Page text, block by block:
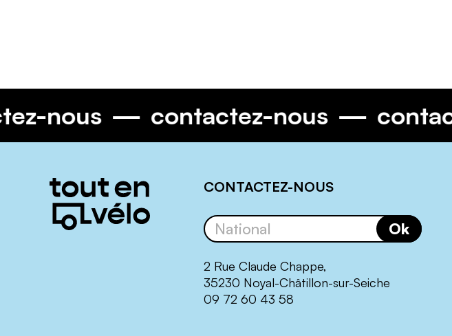
nous contactez-nous
Informations
complémentaires
CONTACTEZ-NOUS
Ok
2 Rue Claude Chappe,
35230 Noyal-Châtillon-sur-Seiche
09 72 60 43 58